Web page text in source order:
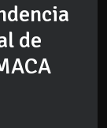
de